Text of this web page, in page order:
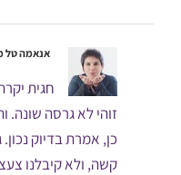
אנאמה טל
חגית
זוהי לא גרסה שונה.
כן, אמרת בדיוק
קשה, ולא קיבלנו